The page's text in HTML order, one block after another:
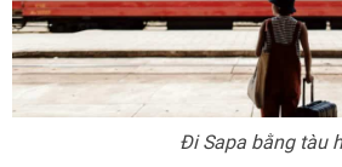
Đi Sapa bằng tàu